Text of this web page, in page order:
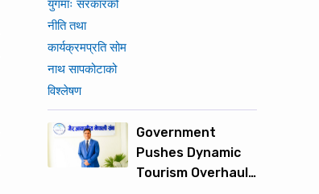
Government
Pushes Dynamic
Tourism Overhaul…